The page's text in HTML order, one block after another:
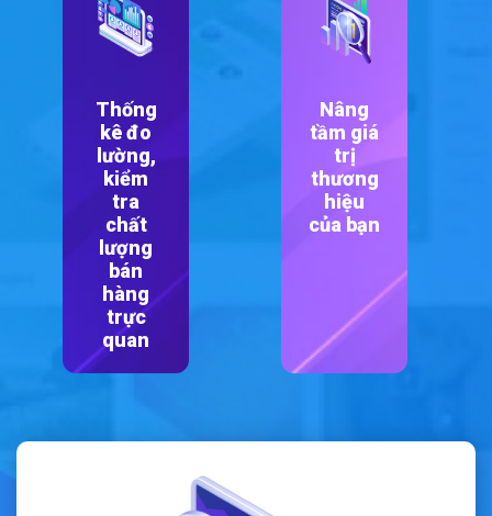
Thống
kê đo
lường,
kiểm
tra
chất
lượng
bán
hàng
trực
quan
Nâng
tầm giá
trị
thương
hiệu
của bạn